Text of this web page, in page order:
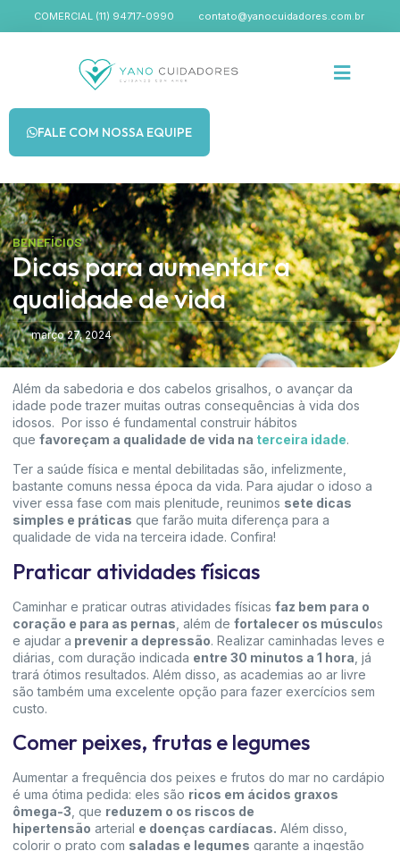
COMERCIAL (11) 94717-0990 contato@yanocuidadores.com.br
FALE COM NOSSA EQUIPE
BENEFÍCIOS
Dicas para aumentar a
qualidade de vida
março 27, 2024
Além da sabedoria e dos cabelos grisalhos, o avançar da
idade pode trazer muitas outras consequências à vida dos
idosos. Por isso é fundamental construir hábitos
que favoreçam a qualidade de vida na terceira idade.
Ter a saúde física e mental debilitadas são, infelizmente,
bastante comuns nessa época da vida. Para ajudar o idoso a
viver essa fase com mais plenitude, reunimos sete dicas
simples e práticas que farão muita diferença para a
qualidade de vida na terceira idade. Confira!
Praticar atividades físicas
Caminhar e praticar outras atividades físicas faz bem para o
coração e para as pernas , além de fortalecer os músculos
e ajudar a prevenir a depressão. Realizar caminhadas leves e
diárias, com duração indicada entre 30 minutos a 1 hora , já
trará ótimos resultados. Além disso, as academias ao ar livre
são também uma excelente opção para fazer exercícios sem
custo.
Comer peixes, frutas e legumes
Aumentar a frequência dos peixes e frutos do mar no cardápio
é uma ótima pedida: eles são ricos em ácidos graxos
ômega-3 , que reduzem o os riscos de
hipertensão arterial e doenças cardíacas. Além disso,
colorir o prato com saladas e legumes garante a ingestão